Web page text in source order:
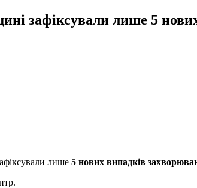
зафіксували лише 5
лише 5 нових випадків